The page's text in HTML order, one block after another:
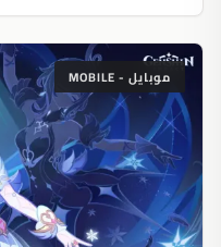
موبايل - MOBILE